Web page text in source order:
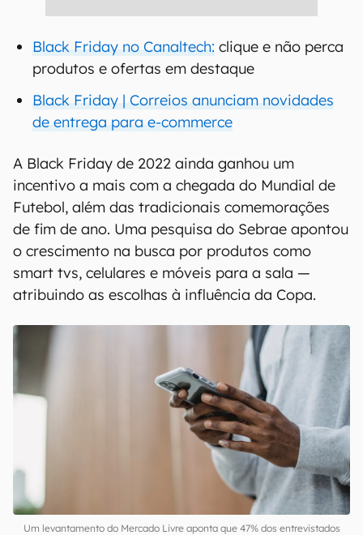
Black Friday no Canaltech: clique e não perca
produtos e ofertas em destaque
Black Friday | Correios anunciam novidades
de entrega para e-commerce
A Black Friday de 2022 ainda ganhou um
incentivo a mais com a chegada do Mundial de
Futebol, além das tradicionais comemorações
de fim de ano. Uma pesquisa do Sebrae apontou
o crescimento na busca por produtos como
smart tvs, celulares e móveis para a sala —
atribuindo as escolhas à influência da Copa.
Um levantamento do Mercado Livre aponta que 47% dos entrevistados